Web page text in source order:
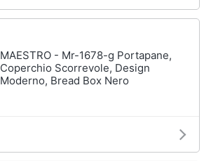
MAESTRO - Mr-1678-g Portapane,
Coperchio Scorrevole, Design
Moderno, Bread Box Nero